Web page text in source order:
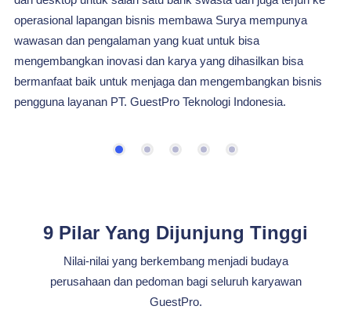
programmer professional di bidang core joint finance pada
telkom sigma, point of sales dan puluhan aplikasi untuk industri
keuangan dan pariwisata di tahun 2009 sampai 2017
membawa Putu Wigatana mempunyai wawasan dan
pengalaman yang kuat untuk menjadi CTO yang menghasilkan
inovasi dan karya dengan teknologi terkini yang dihasilkan bisa
pengguna layanan PT. GuestPro Teknologi Indonesia.
9 Pilar Yang Dijunjung Tinggi
Nilai-nilai yang berkembang menjadi budaya
perusahaan dan pedoman bagi seluruh karyawan
GuestPro.